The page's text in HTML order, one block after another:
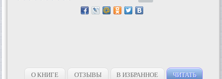
О КНИГЕ ОТЗЫВЫ В ИЗБРАННОЕ ЧИТАТЬ